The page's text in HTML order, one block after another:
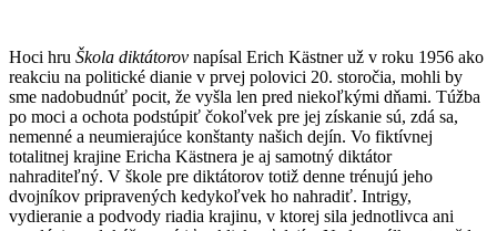
Hoci hru Škola diktátorov napísal Erich Kästner už v roku 1956 ako
reakciu na politické dianie v prvej polovici 20. storočia, mohli by
sme nadobudnúť pocit, že vyšla len pred niekoľkými dňami. Túžba
po moci a ochota podstúpiť čokoľvek pre jej získanie sú, zdá sa,
nemenné a neumierajúce konštanty našich dejín. Vo fiktívnej
totalitnej krajine Ericha Kästnera je aj samotný diktátor
nahraditeľný. V škole pre diktátorov totiž denne trénujú jeho
dvojníkov pripravených kedykoľvek ho nahradiť. Intrigy,
vydieranie a podvody riadia krajinu, v ktorej sila jednotlivca ani